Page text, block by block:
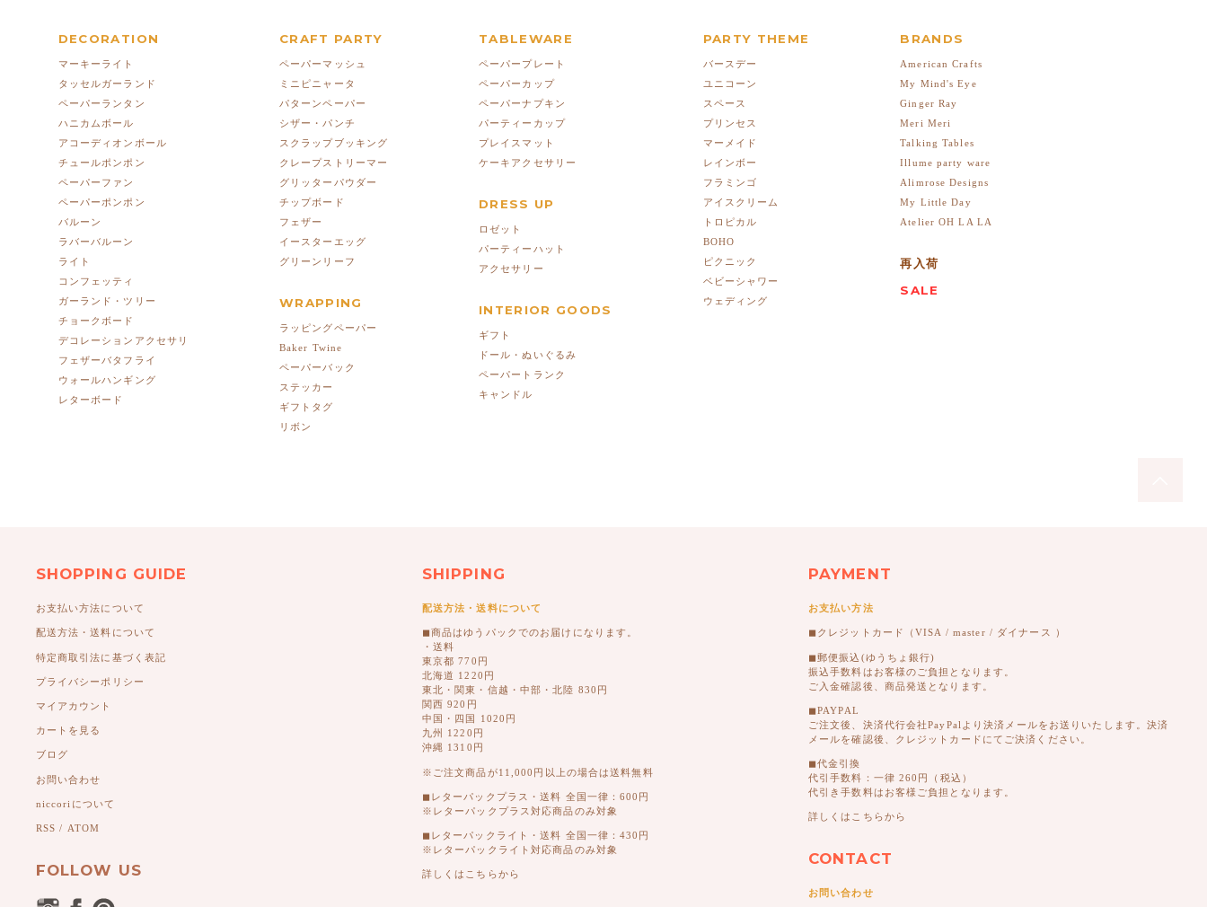
DECORATION
マーキーライト
タッセルガーランド
ペーパーランタン
ハニカムボール
アコーディオンボール
チュールポンポン
ペーパーファン
ペーパーポンポン
バルーン
ラバーバルーン
ライト
コンフェッティ
ガーランド・ツリー
チョークボード
デコレーションアクセサリ
フェザーバタフライ
ウォールハンギング
レターボード
CRAFT PARTY
ペーパーマッシュ
ミニピニャータ
パターンペーパー
シザー・パンチ
スクラップブッキング
クレープストリーマー
グリッターパウダー
チップボード
フェザー
イースターエッグ
グリーンリーフ
WRAPPING
ラッピングペーパー
Baker Twine
ペーパーバック
ステッカー
ギフトタグ
リボン
TABLEWARE
ペーパープレート
ペーパーカップ
ペーパーナプキン
パーティーカップ
プレイスマット
ケーキアクセサリー
DRESS UP
ロゼット
パーティーハット
アクセサリー
INTERIOR GOODS
ギフト
ドール・ぬいぐるみ
ペーパートランク
キャンドル
PARTY THEME
バースデー
ユニコーン
スペース
プリンセス
マーメイド
レインボー
フラミンゴ
アイスクリーム
トロピカル
BOHO
ピクニック
ベビーシャワー
ウェディング
BRANDS
American Crafts
My Mind's Eye
Ginger Ray
Meri Meri
Talking Tables
Illume party ware
Alimrose Designs
My Little Day
Atelier OH LA LA
再入荷
SALE
SHOPPING GUIDE
お支払い方法について
配送方法・送料について
特定商取引法に基づく表記
プライバシーポリシー
マイアカウント
カートを見る
ブログ
お問い合わせ
niccoriについて
RSS / ATOM
FOLLOW US
SHIPPING
配送方法・送料について
◼︎商品はゆうパックでのお届けになります。
・送料
東京都 770円
北海道 1220円
東北・関東・信越・中部・北陸 830円
関西 920円
中国・四国 1020円
九州 1220円
沖縄 1310円
※ご注文商品が11,000円以上の場合は送料無料
◼︎レターパックプラス・送料 全国一律：600円
※レターパックプラス対応商品のみ対象
◼︎レターパックライト・送料 全国一律：430円
※レターパックライト対応商品のみ対象
詳しくはこちらから
PAYMENT
お支払い方法
◼︎クレジットカード（VISA / master / ダイナース ）
◼︎郵便振込(ゆうちょ銀行)
振込手数料はお客様のご負担となります。
ご入金確認後、商品発送となります。
◼︎PAYPAL
ご注文後、決済代行会社PayPalより決済メールをお送りいたします。決済
メールを確認後、クレジットカードにてご決済ください。
◼︎代金引換
代引手数料：一律 260円（税込）
代引き手数料はお客様ご負担となります。
詳しくはこちらから
CONTACT
お問い合わせ